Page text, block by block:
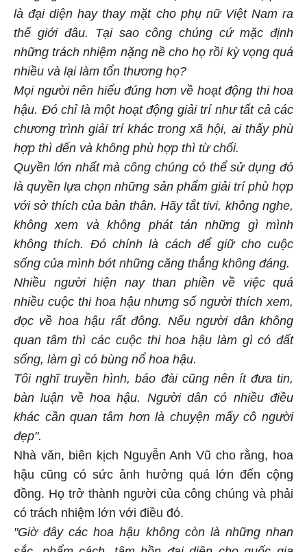
là đại diện hay thay mặt cho phụ nữ Việt Nam ra
thế giới đâu. Tại sao công chúng cứ mặc định
những trách nhiệm nặng nề cho họ rồi kỳ vọng quá
nhiều và lại làm tổn thương họ?
Mọi người nên hiểu đúng hơn về hoạt động thi hoa
hậu. Đó chỉ là một hoạt động giải trí như tất cả các
chương trình giải trí khác trong xã hội, ai thấy phù
hợp thì đến và không phù hợp thì từ chối.
Quyền lớn nhất mà công chúng có thể sử dụng đó
là quyền lựa chọn những sản phẩm giải trí phù hợp
với sở thích của bản thân. Hãy tắt tivi, không nghe,
không xem và không phát tán những gì mình
không thích. Đó chính là cách để giữ cho cuộc
sống của mình bớt những căng thẳng không đáng.
Nhiều người hiện nay than phiền về việc quá
nhiều cuộc thi hoa hậu nhưng số người thích xem,
đọc về hoa hậu rất đông. Nếu người dân không
quan tâm thì các cuộc thi hoa hậu làm gì có đất
sống, làm gì có bùng nổ hoa hậu.
Tôi nghĩ truyền hình, báo đài cũng nên ít đưa tin,
bàn luận về hoa hậu. Người dân có nhiều điều
khác cần quan tâm hơn là chuyện mấy cô người
đẹp".
Nhà văn, biên kịch Nguyễn Anh Vũ cho rằng, hoa
hậu cũng có sức ảnh hưởng quá lớn đến cộng
đồng. Họ trở thành người của công chúng và phải
có trách nhiệm lớn với điều đó.
"Giờ đây các hoa hậu không còn là những nhan
sắc, phẩm cách, tâm hồn đại diện cho quốc gia